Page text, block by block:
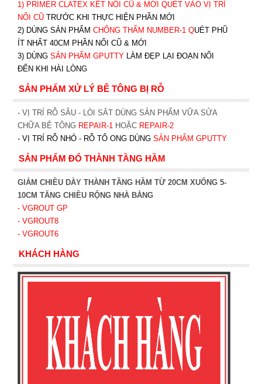
1) PRIMER CLATEX KẾT NỐI CŨ & MỚI QUÉT VÀO VỊ TRÍ
NỐI CŨ TRƯỚC KHI THỰC HIỆN PHẦN MỚI
2) DÙNG SẢN PHẨM CHỐNG THẤM NUMBER-1QUÉT PHŨ
ÍT NHẤT 40CM PHẦN NỐI CŨ & MỚI
3) DÙNG SẢN PHẨM GPUTTY LÀM ĐẸP LẠI ĐOẠN NỐI
ĐẾN KHI HÀI LÒNG
SẢN PHẨM XỬ LÝ BÊ TÔNG BỊ RỖ
- VỊ TRÍ RỖ SÂU - LÒI SẮT DÙNG SẢN PHẨM VỮA SỬA
CHỮA BÊ TÔNG REPAIR-1HOẶC REPAIR-2
- VỊ TRÍ RỖ NHỎ - RỖ TỔ ONG DÙNG SẢN PHẨM GPUTTY
SẢN PHẨM ĐỔ THÀNH TẦNG HẦM
GIẢM CHIỀU DÀY THÀNH TẦNG HẦM TỪ 20CM XUỐNG 5-
10CM TĂNG CHIỀU RỘNG NHÀ BẰNG
- VGROUT GP
- VGROUT8
- VGROUT6
KHÁCH HÀNG